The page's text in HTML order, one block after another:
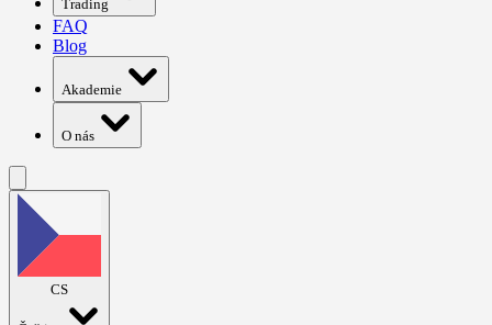
Trading
FAQ
Blog
Akademie
O nás
CS